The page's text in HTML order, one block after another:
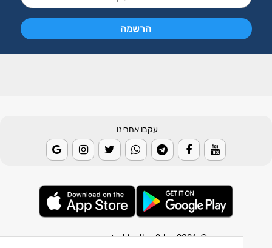
עקבו אחרינו
© 2026 Weather2day כל הזכויות שמורות